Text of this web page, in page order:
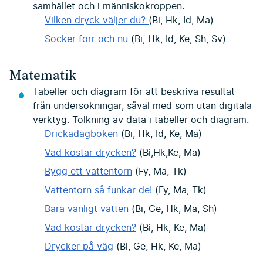
samhället och i människokroppen.
Vilken dryck väljer du? (Bi, Hk, Id, Ma)
Socker förr och nu (Bi, Hk, Id, Ke, Sh, Sv)
Matematik
Tabeller och diagram för att beskriva resultat
från undersökningar, såväl med som utan digitala
verktyg. Tolkning av data i tabeller och diagram.
Drickadagboken (Bi, Hk, Id, Ke, Ma)
Vad kostar drycken? (Bi,Hk,Ke, Ma)
Bygg ett vattentorn (Fy, Ma, Tk)
Vattentorn så funkar de! (Fy, Ma, Tk)
Bara vanligt vatten (Bi, Ge, Hk, Ma, Sh)
Vad kostar drycken? (Bi, Hk, Ke, Ma)
Drycker på väg (Bi, Ge, Hk, Ke, Ma)